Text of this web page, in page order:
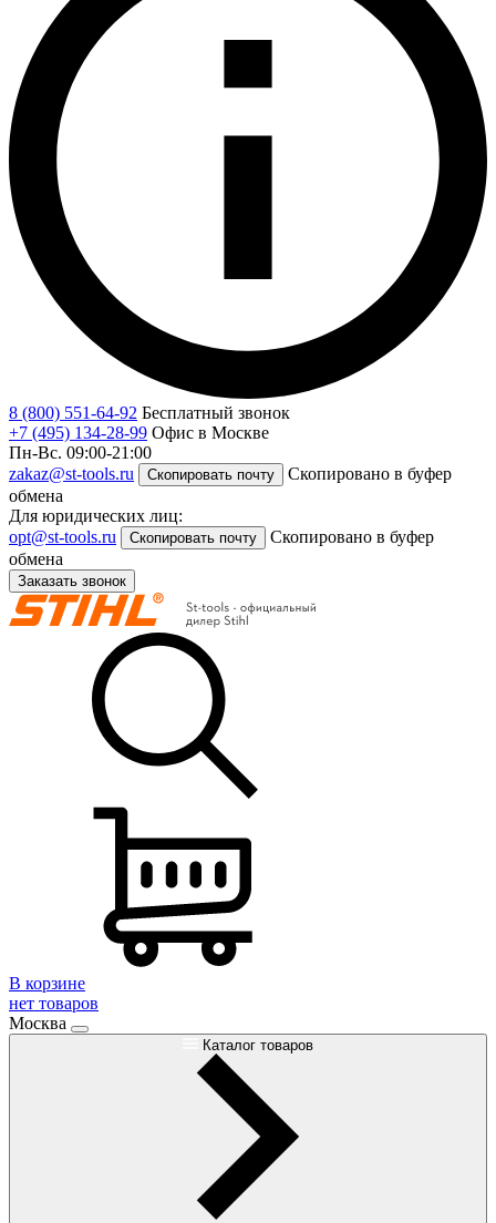
8 (800) 551-64-92 Бесплатный звонок
+7 (495) 134-28-99 Офис в Москве
Пн-Вс. 09:00-21:00
zakaz@st-tools.ru
Скопировать почту
Скопировано в буфер
обмена
Для юридических лиц:
opt@st-tools.ru
Скопировать почту
Скопировано в буфер
обмена
Заказать звонок
В корзине
нет товаров
Москва
Каталог товаров